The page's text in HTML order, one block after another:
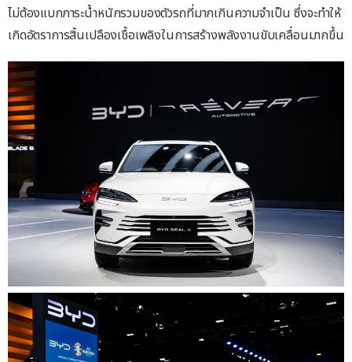
ไม่ต้องแบกภาระน้ำหนักรวมของตัวรถที่มากเกินความจำเป็น ซึ่งจะทำให้
เกิดอัตราการสิ้นเปลืองเชื้อเพลิงในการสร้างพลังงานขับเคลื่อนมากขึ้น